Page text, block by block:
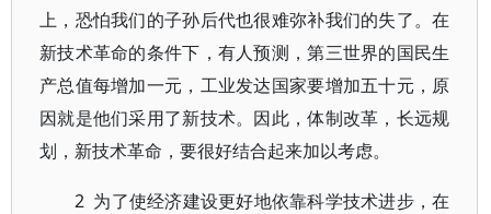
上，恐怕我们的子孙后代也很难弥补我们的失了。在
新技术革命的条件下，有人预测，第三世界的国民生
产总值每增加一元，工业发达国家要增加五十元，原
因就是他们采用了新技术。因此，体制改革，长远规
划，新技术革命，要很好结合起来加以考虑。
2 为了使经济建设更好地依靠科学技术进步，在